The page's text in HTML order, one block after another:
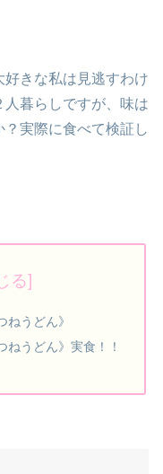
きな私は見逃すわけ
暮らしですが、味は
実際に食べて検証し
うどん》
ねうどん》実食！！